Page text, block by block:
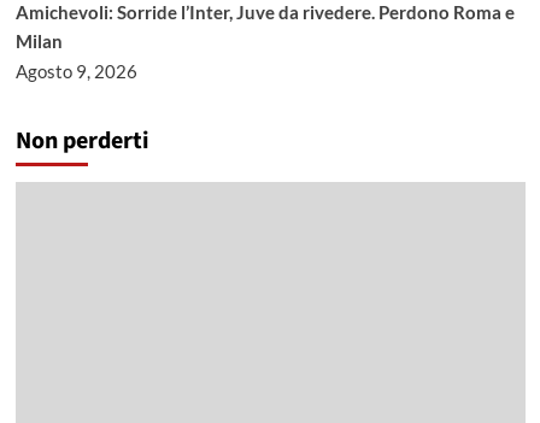
Amichevoli: Sorride l’Inter, Juve da rivedere. Perdono Roma e
Milan
Agosto 9, 2026
Non perderti